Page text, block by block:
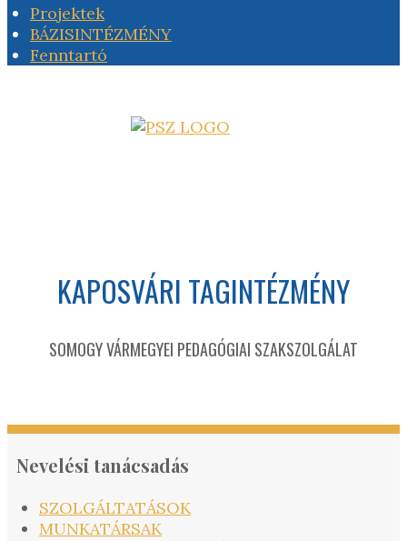
Projektek
BÁZISINTÉZMÉNY
Fenntartó
KAPOSVÁRI TAGINTÉZMÉNY
SOMOGY VÁRMEGYEI PEDAGÓGIAI SZAKSZOLGÁLAT
Nevelési tanácsadás
SZOLGÁLTATÁSOK
MUNKATÁRSAK